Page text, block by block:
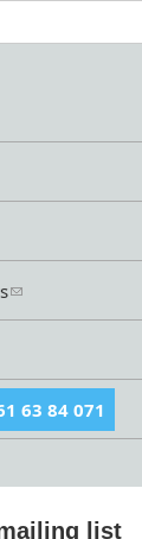
63 84 071
list